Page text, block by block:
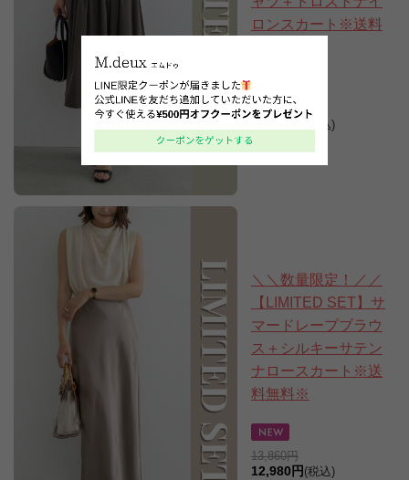
ロンスカート※送料
15,840円
(税込)
＼＼数量限定！／／
【LIMITED SET】サ
マードレープブラウ
ス＋シルキーサテン
ナロースカート※送
料無料※
13,860円
12,980円 (税込)